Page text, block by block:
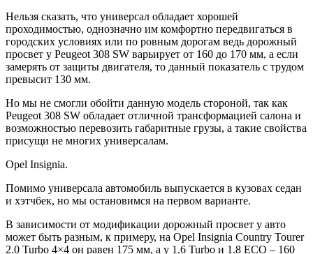
Нельзя сказать, что универсал обладает хорошей
проходимостью, однозначно им комфортно передвигаться в
городских условиях или по ровным дорогам ведь дорожный
просвет у Peugeot 308 SW варьирует от 160 до 170 мм, а если
замерять от защиты двигателя, то данный показатель с трудом
превысит 130 мм.
Но мы не смогли обойти данную модель стороной, так как
Peugeot 308 SW обладает отличной трансформацией салона и
возможностью перевозить габаритные грузы, а такие свойства
присущи не многих универсалам.
Opel Insignia.
Помимо универсала автомобиль выпускается в кузовах седан
и хэтчбек, но мы остановимся на первом варианте.
В зависимости от модификации дорожный просвет у авто
может быть разным, к примеру, на Opel Insignia Country Tourer
2.0 Turbo 4×4 он равен 175 мм, а у 1.6 Turbo и 1.8 ECO – 160